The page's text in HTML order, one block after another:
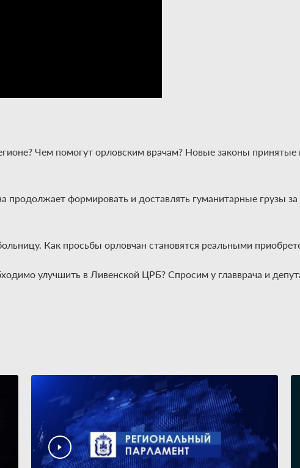
Чем помогут орловским врачам? Новые законы принятые
формировать и доставлять гуманитарные грузы
Как просьбы орловчан становятся реальными
улучшить в Ливенской ЦРБ? Спросим у главврача и